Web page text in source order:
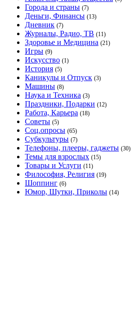
Города и страны (7)
Деньги, Финансы (13)
Дневник (7)
Журналы, Радио, ТВ (11)
Здоровье и Медицина (21)
Игры (9)
Искусство (1)
История (5)
Каникулы и Отпуск (3)
Машины (8)
Наука и Техника (3)
Праздники, Подарки (12)
Работа, Карьера (18)
Советы (5)
Соц.опросы (65)
Субкультуры (7)
Телефоны, плееры, гаджеты (30)
Темы для взрослых (15)
Товары и Услуги (11)
Философия, Религия (19)
Шоппинг (6)
Юмор, Шутки, Приколы (14)